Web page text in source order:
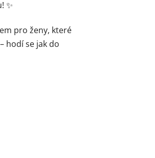
✨
pro ženy, které
hodí se jak do